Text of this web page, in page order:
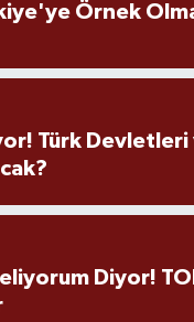
Örnek
Türk Devletleri
Diyor!